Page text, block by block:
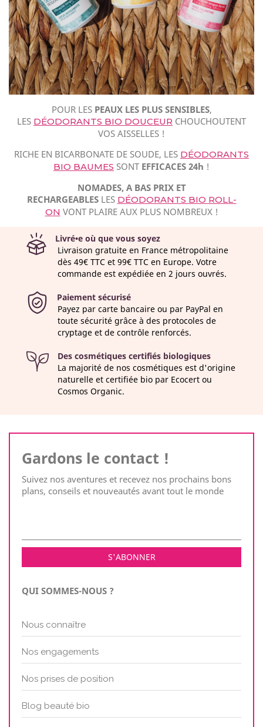
POUR LES PEAUX LES PLUS SENSIBLES,
LES DÉODORANTS BIO DOUCEUR CHOUCHOUTENT
VOS AISSELLES !
RICHE EN BICARBONATE DE SOUDE, LES DÉODORANTS
BIO BAUMES SONT EFFICACES 24h !
NOMADES, A BAS PRIX ET
RECHARGEABLESLES DÉODORANTS BIO ROLL-
ON VONT PLAIRE AUX PLUS NOMBREUX !
Livré•e où que vous soyez
Livraison gratuite en France métropolitaine
dès 49€ TTC et 99€ TTC en Europe. Votre
commande est expédiée en 2 jours ouvrés.
Paiement sécurisé
Payez par carte bancaire ou par PayPal en
toute sécurité grâce à des protocoles de
cryptage et de contrôle renforcés.
Des cosmétiques certifiés biologiques
La majorité de nos cosmétiques est d'origine
naturelle et certifiée bio par Ecocert ou
Cosmos Organic.
Gardons le contact !
Suivez nos aventures et recevez nos prochains bons
plans, conseils et nouveautés avant tout le monde
QUI SOMMES-NOUS ?
Nous connaître
Nos engagements
Nos prises de position
Blog beauté bio